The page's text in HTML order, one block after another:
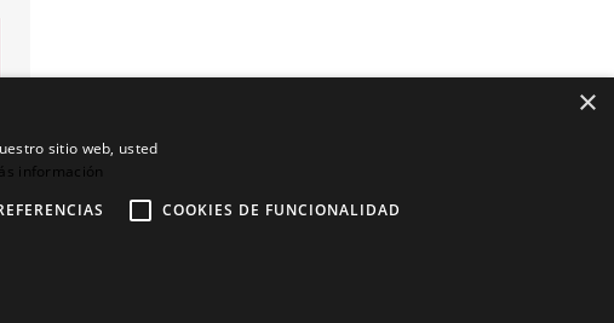
×
sitio web, usted
información
COOKIES DE FUNCIONALIDAD